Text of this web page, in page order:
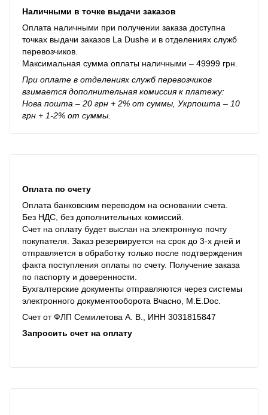
Наличными в точке выдачи заказов
Оплата наличными при получении заказа доступна
точках выдачи заказов La Dushe и в отделениях служб
перевозчиков.
Максимальная сумма оплаты наличными – 49999 грн.
При оплате в отделениях служб перевозчиков
взимается дополнительная комиссия к платежу:
Нова пошта – 20 грн + 2% от суммы, Укрпошта – 10
грн + 1-2% от суммы.
Оплата по счету
Оплата банковским переводом на основании счета.
Без НДС, без дополнительных комиссий.
Счет на оплату будет выслан на электронную почту
покупателя. Заказ резервируется на срок до 3-х дней и
отправляется в обработку только после подтверждения
факта поступления оплаты по счету. Получение заказа
по паспорту и доверенности.
Бухгалтерские документы отправляются через системы
электронного документооборота Вчасно, M.E.Doc.
Счет от ФЛП Семилетова А. В., ИНН 3031815847
Запросить счет на оплату